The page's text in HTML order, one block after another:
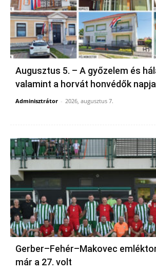
Augusztus 5. – A győzelem és
valamint a horvát honvédők napja
Adminisztrátor - 2026, augusztus 7.
Gerber–Fehér–Makovec
már a 27. volt